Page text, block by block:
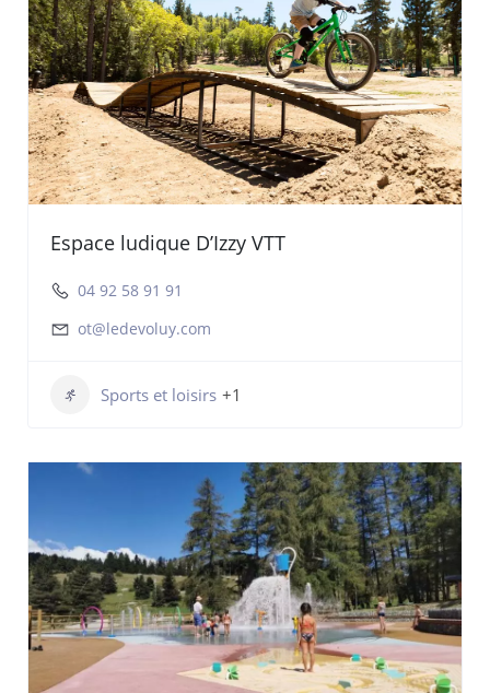
Espace ludique D’Izzy VTT
04 92 58 91 91
ot@ledevoluy.com
Sports et loisirs +1